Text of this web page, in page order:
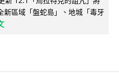
區域「盤蛇島」、地城「毒牙